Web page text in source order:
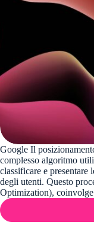
Google Il
complesso algoritmo
classificare e presentare
degli utenti. Questo
Optimization),